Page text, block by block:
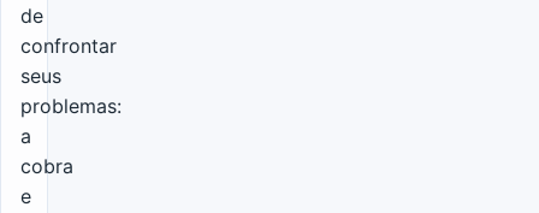
de
confrontar
seus
problemas:
a
cobra
e